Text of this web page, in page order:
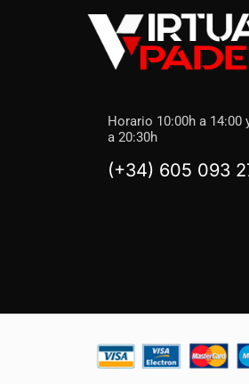
Horario 10:00h a 14:00
a 20:30h
(+34) 605 093